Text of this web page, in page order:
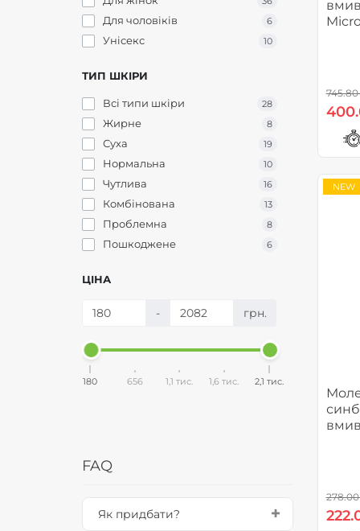
Матування 3
Освітлення 11
Проти запалень
Проти пігментних плям 1
Розгладження 17
Тонування 1
Тонізування 5
Очищення 33
Для чоловіків 6
Унісекс 10
ТИП ШКІРИ
Всі типи шкіри 28
Жирне 8
Суха 19
Нормальна 10
Чутлива 16
Комбінована 13
Проблемна 8
Пошкоджене 6
ЦІНА
- грн.
180 656 1,1 тис. 1,6 тис. 2,1 тис.
FAQ
Як придбати?
745.80
NEW